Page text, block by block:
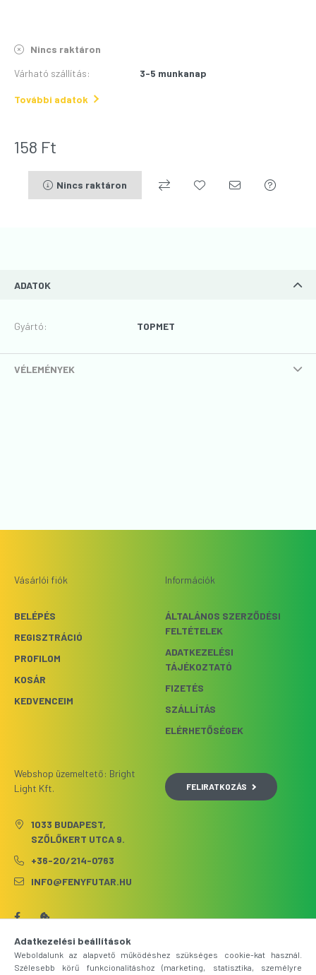
Nincs raktáron
Várható szállítás: 3-5 munkanap
További adatok
158 Ft
Nincs raktáron
ADATOK
Gyártó: TOPMET
VÉLEMÉNYEK
Vásárlói fiók
BELÉPÉS
REGISZTRÁCIÓ
PROFILOM
KOSÁR
KEDVENCEIM
Információk
ÁLTALÁNOS SZERZŐDÉSI
FELTÉTELEK
ADATKEZELÉSI
TÁJÉKOZTATÓ
FIZETÉS
SZÁLLÍTÁS
ELÉRHETŐSÉGEK
Webshop üzemeltető: Bright
Light Kft.
1033 BUDAPEST,
SZŐLŐKERT UTCA 9.
+36-20/214-0763
INFO@FENYFUTAR.HU
FELIRATKOZÁS
Adatkezelési beállítások
Weboldalunk az alapvető működéshez szükséges cookie-kat használ.
Szélesebb körű funkcionalitáshoz (marketing, statisztika, személyre